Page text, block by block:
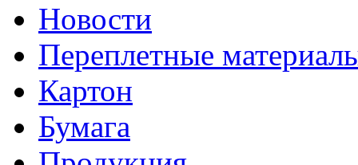
Новости
Переплетные
Картон
Бумага